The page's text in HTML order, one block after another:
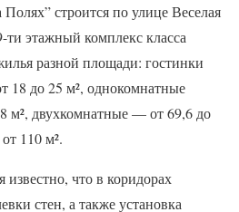
строится по улице Веселая
ти этажный комплекс класса
разной площади: гостинки
18 до 25 м², однокомнатные
м², двухкомнатные — от 69,6 до
110 м².
что в коридорах
стен, а также установка